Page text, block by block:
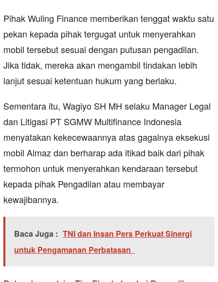
Pihak Wuling Finance memberikan tenggat waktu satu
pekan kepada pihak tergugat untuk menyerahkan
mobil tersebut sesuai dengan putusan pengadilan.
Jika tidak, mereka akan mengambil tindakan lebih
lanjut sesuai ketentuan hukum yang berlaku.
Sementara itu, Wagiyo SH MH selaku Manager Legal
dan Litigasi PT SGMW Multifinance Indonesia
menyatakan kekecewaannya atas gagalnya eksekusi
mobil Almaz dan berharap ada itikad baik dari pihak
termohon untuk menyerahkan kendaraan tersebut
kepada pihak Pengadilan atau membayar
kewajibannya.
Baca Juga : TNI dan Insan Pers Perkuat Sinergi
untuk Pengamanan Perbatasan